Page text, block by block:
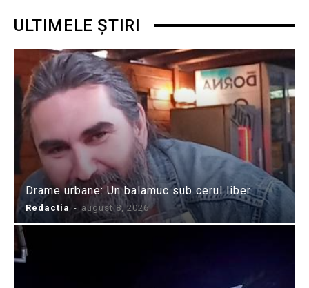
ULTIMELE ȘTIRI
Drame urbane: Un balamuc sub cerul liber
Redactia - august 8, 2026